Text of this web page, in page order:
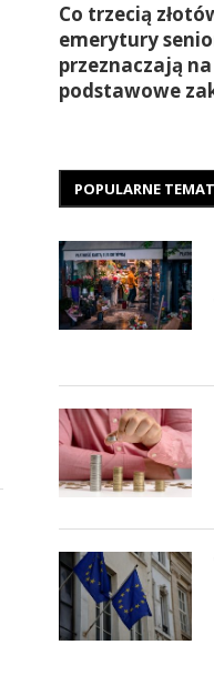
Co trzecią
emerytury
przeznaczają na
podstawowe
POPULARNE